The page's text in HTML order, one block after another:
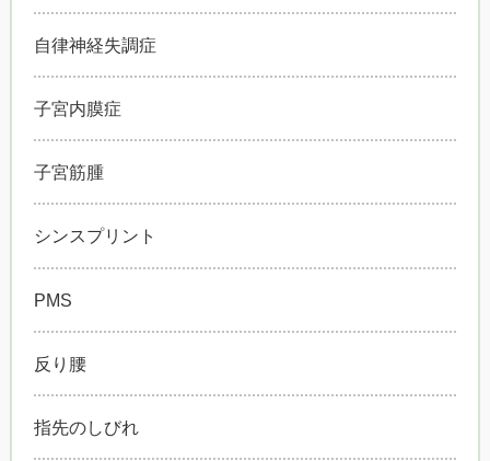
自律神経失調症
子宮内膜症
子宮筋腫
シンスプリント
PMS
反り腰
指先のしびれ